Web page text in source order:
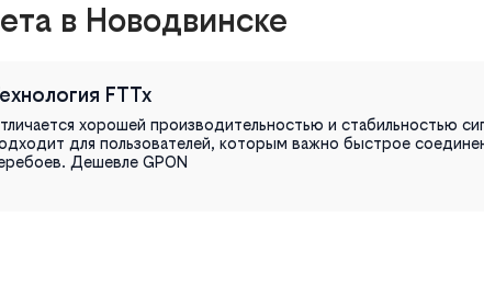
в Новодвинске
FTTx
хорошей производительностью и стабильностью
для пользователей, которым важно быстрое
Дешевле GPON